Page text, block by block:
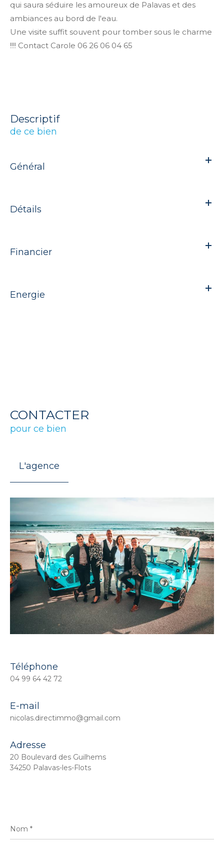
qui saura séduire les amoureux de Palavas et des
ambiances au bord de l'eau.
Une visite suffit souvent pour tomber sous le charme
!!!! Contact Carole 06 26 06 04 65
descriptif
de ce bien
Général
Détails
Financier
Energie
CONTACTER
pour ce bien
L'agence
Téléphone
04 99 64 42 72
E-mail
nicolas.directimmo@gmail.com
Adresse
20 Boulevard des Guilhems
34250 Palavas-les-Flots
*